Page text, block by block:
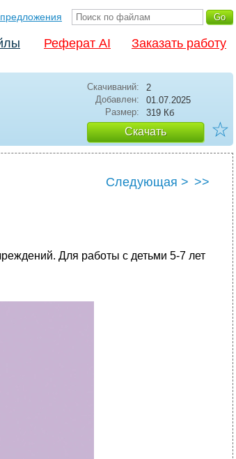
Реферат AI Заказать работу
Скачиваний:
2
Добавлен:
01.07.2025
Размер:
319 Кб
Скачать ☆
Следующая > >>
Для работы с детьми 5‑7 лет